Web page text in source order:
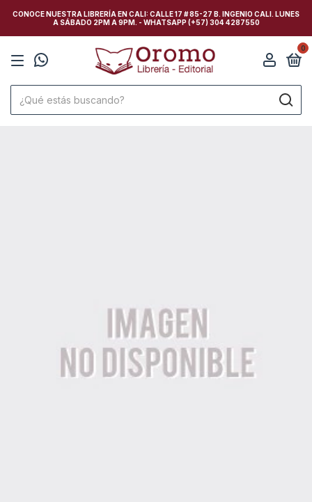
CONOCE NUESTRA LIBRERÍA EN CALI: CALLE 17 # 85-27 B. INGENIO CALI. LUNES
A SÁBADO 2PM A 9PM. - WHATSAPP (+57) 304 4287550
0